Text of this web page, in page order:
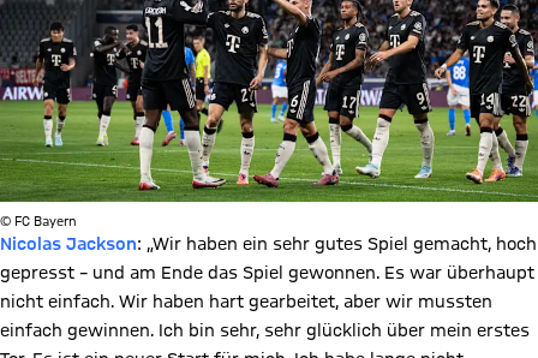
© FC Bayern
Nicolas Jackson: „Wir haben ein sehr gutes Spiel gemacht, hoch
gepresst – und am Ende das Spiel gewonnen. Es war überhaupt
nicht einfach. Wir haben hart gearbeitet, aber wir mussten
einfach gewinnen. Ich bin sehr, sehr glücklich über mein erstes